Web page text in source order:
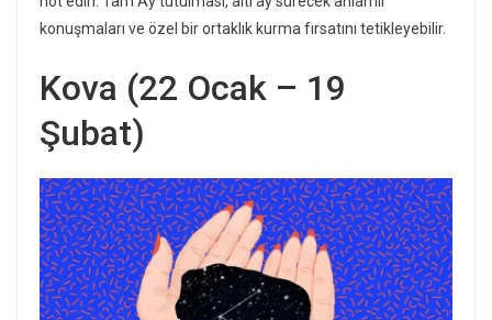
konuşmaları ve özel bir ortaklık kurma fırsatını tetikleyebilir.
Kova (22 Ocak – 19
Şubat)